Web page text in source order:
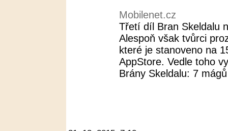
Mobilenet.cz
Třetí díl Bran Skeldalu
Alespoň však tvůrci
které je stanoveno na
AppStore. Vedle toho
Brány Skeldalu: 7